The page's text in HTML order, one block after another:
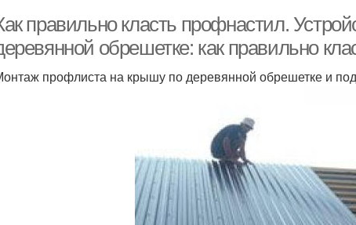
правильно класть профнастил.
обрешетке: как правильно
профлиста на крышу по деревянной обрешетке и